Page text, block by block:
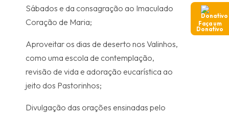
Sábados e da consagração ao Imaculado
Coração de Maria;
Aproveitar os dias de deserto nos Valinhos,
como uma escola de contemplação,
revisão de vida e adoração eucarística ao
jeito dos Pastorinhos;
Divulgação das orações ensinadas pelo
Faça um
Donativo